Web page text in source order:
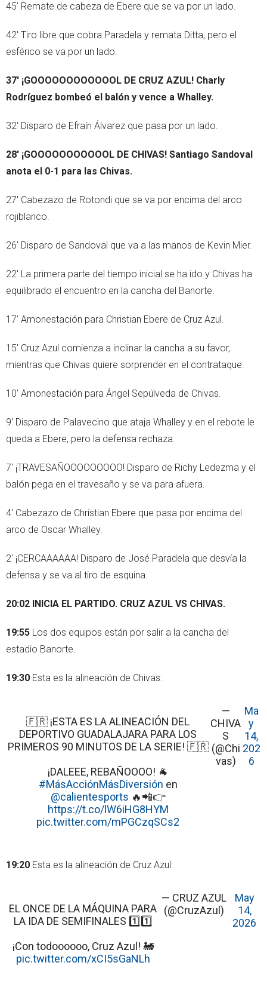
45' Remate de cabeza de Ebere que se va por un lado.
42' Tiro libre que cobra Paradela y remata Ditta, pero el
esférico se va por un lado.
37' ¡GOOOOOOOOOOOOL DE CRUZ AZUL! Charly
Rodríguez bombeó el balón y vence a Whalley.
32' Disparo de Efraín Álvarez que pasa por un lado.
28' ¡GOOOOOOOOOOOL DE CHIVAS! Santiago Sandoval
anota el 0-1 para las Chivas.
27' Cabezazo de Rotondi que se va por encima del arco
rojiblanco.
26' Disparo de Sandoval que va a las manos de Kevin Mier.
22' La primera parte del tiempo inicial se ha ido y Chivas ha
equilibrado el encuentro en la cancha del Banorte.
17' Amonestación para Christian Ebere de Cruz Azul.
15' Cruz Azul comienza a inclinar la cancha a su favor,
mientras que Chivas quiere sorprender en el contrataque.
10' Amonestación para Ángel Sepúlveda de Chivas.
9' Disparo de Palavecino que ataja Whalley y en el rebote le
queda a Ebere, pero la defensa rechaza.
7' ¡TRAVESAÑOOOOOOOOO! Disparo de Richy Ledezma y el
balón pega en el travesaño y se va para afuera.
4' Cabezazo de Christian Ebere que pasa por encima del
arco de Oscar Whalley.
2' ¡CERCAAAAAA! Disparo de José Paradela que desvía la
defensa y se va al tiro de esquina.
20:02 INICIA EL PARTIDO. CRUZ AZUL VS CHIVAS.
19:55 Los dos equipos están por salir a la cancha del
estadio Banorte.
19:30 Esta es la alineación de Chivas:
🇫🇷 ¡ESTA ES LA ALINEACIÓN DEL
DEPORTIVO GUADALAJARA PARA LOS
PRIMEROS 90 MINUTOS DE LA SERIE! 🇫🇷
¡DALEEE, REBAÑOOOO! 🐐
#MásAcciónMásDiversión en
@calientesports 🔥📲👉
https://t.co/lW6iHG8HYM
pic.twitter.com/mPGCzqSCs2
—
CHIVA
S
(@Chi
vas)
Ma
y
14,
202
6
19:20 Esta es la alineación de Cruz Azul:
EL ONCE DE LA MÁQUINA PARA
LA IDA DE SEMIFINALES 1️⃣1️⃣
¡Con todoooooo, Cruz Azul! 🚂
pic.twitter.com/xCI5sGaNLh
— CRUZ AZUL
(@CruzAzul)
May
14,
2026